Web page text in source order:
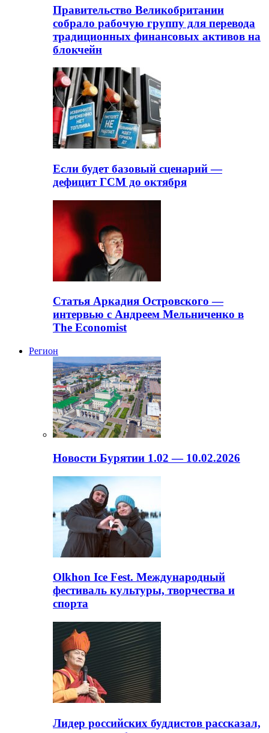
Правительство Великобритании
собрало рабочую группу для перевода
традиционных финансовых активов на
блокчейн
Если будет базовый сценарий —
дефицит ГСМ до октября
Статья Аркадия Островского —
интервью с Андреем Мельниченко в
The Economist
Регион
Новости Бурятии 1.02 — 10.02.2026
Olkhon Ice Fest. Международный
фестиваль культуры, творчества и
спорта
Лидер российских буддистов рассказал,